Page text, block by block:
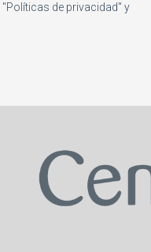
"Políticas de privacidad" y